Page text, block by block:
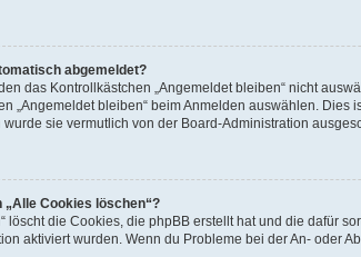
abgemeldet?
das Kontrollkästchen „Angemeldet bleiben“ nicht
„Angemeldet bleiben“ beim Anmelden auswählen.
sie vermutlich von der Board-Administration
„Alle Cookies löschen“?
löscht die Cookies, die phpBB erstellt hat und die dafür
aktiviert wurden. Wenn du Probleme bei der An- oder